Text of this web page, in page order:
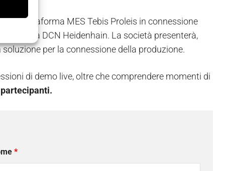
la piattaforma MES Tebis Proleis in connessione
DCN Heidenhain. La società presenterà,
per la connessione della produzione.
di demo live, oltre che comprendere momenti di
*